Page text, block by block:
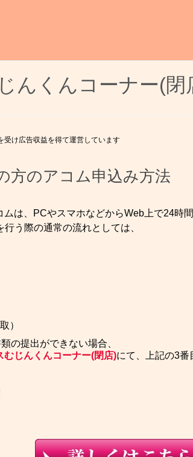
んくんコーナー(閉
受け広告収益を得て運営しています
方のアコム申込み方法
は、PCやスマホなどからWeb上で24時
う際の通常の流れとしては、
）
の提出ができない場合、
むじんくんコーナー(閉店)にて、上記の3番